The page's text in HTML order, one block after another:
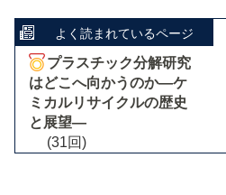
よく読まれているページ
プラスチック分解研究
はどこへ向かうのか―ケ
ミカルリサイクルの歴史
と展望―
(31回)